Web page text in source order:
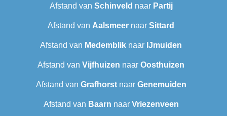
Afstand van Schinveld naar Partij
Afstand van Aalsmeer naar Sittard
Afstand van Medemblik naar IJmuiden
Afstand van Vijfhuizen naar Oosthuizen
Afstand van Grafhorstnaar Genemuiden
Afstand van Baarn naar Vriezenveen